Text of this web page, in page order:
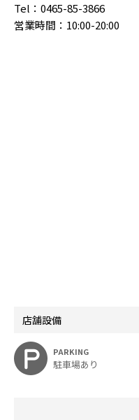
Tel：0465-85-3866
営業時間：10:00-20:00
店舗設備
PARKING
駐車場あり